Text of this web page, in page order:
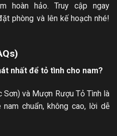
hoàn hảo. Truy cập ngay
phòng và lên kế hoạch nhé!
nhất để tỏ tình cho nam?
Sơn) và Mượn Rượu Tỏ Tình là
chuẩn, không cao, lời dễ